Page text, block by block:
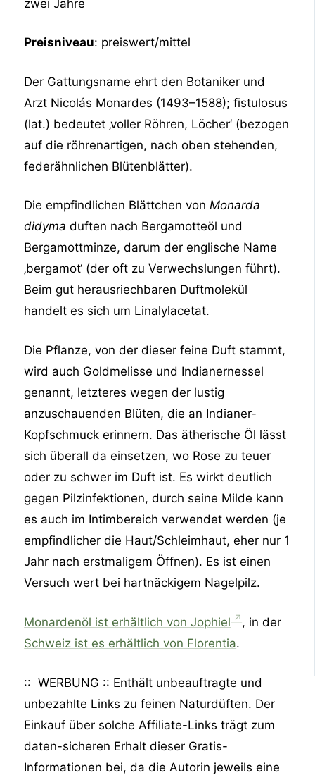
zwei Jahre
Preisniveau: preiswert/mittel
Der Gattungsname ehrt den Botaniker und
Arzt Nicolás Monardes (1493–1588); fistulosus
(lat.) bedeutet ‚voller Röhren, Löcher‘ (bezogen
auf die röhrenartigen, nach oben stehenden,
federähnlichen Blütenblätter).
Die empfindlichen Blättchen vonMonarda
didyma duften nach Bergamotteöl und
Bergamottminze, darum der englische Name
‚bergamot‘ (der oft zu Verwechslungen führt).
Beim gut herausriechbaren Duftmolekül
handelt es sich um Linalylacetat.
Die Pflanze, von der dieser feine Duft stammt,
wird auch Goldmelisse und Indianernessel
genannt, letzteres wegen der lustig
anzuschauenden Blüten, die an Indianer-
Kopfschmuck erinnern. Das ätherische Öl lässt
sich überall da einsetzen, wo Rose zu teuer
oder zu schwer im Duft ist. Es wirkt deutlich
gegen Pilzinfektionen, durch seine Milde kann
es auch im Intimbereich verwendet werden (je
empfindlicher die Haut/Schleimhaut, eher nur 1
Jahr nach erstmaligem Öffnen). Es ist einen
Versuch wert bei hartnäckigem Nagelpilz.
Monardenöl ist erhältlich von Jophiel
, in der
Schweiz ist es erhältlich von Florentia.
:: WERBUNG :: Enthält unbeauftragte und
unbezahlte Links zu feinen Naturdüften. Der
Einkauf über solche Affiliate-Links trägt zum
daten-sicheren Erhalt dieser Gratis-
Informationen bei, da die Autorin jeweils eine